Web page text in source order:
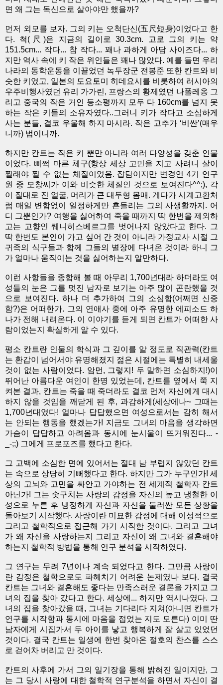
면 왜 그는 독신으로 살아야만 했을까?
먼저 외모를 보자. 그의 키는 오척단신(五尺短身)이었다고 한
다. 척(尺)은 지금의 길이로 30.3cm. 고로 그의 키는 약
151.5cm... 작다... 참 작다... 꽤나 과하게 아담 사이즈다... 하
지만 역사 속에 키 작은 위인들은 꽤나 많았다. 예를 들면 우리
나라의 동학운동을 이끌었던 녹두장군 전봉준 또한 칸트와 비
슷한 키였고, 일본의 도요토미 히데요시를 비롯하여 러시아의
우주비행사였던 유리 가가린, 프랑스의 황제였던 나폴레옹 그
리고 중국의 작은 거인 등소평까지 모두 다 160cm를 넘지 못
하는 작은 키들의 소유자였다..그러니 키가 작다고 소심하게
사는 분들, 결코 우울해 하지 마시라. 작은 고추가 ‘비싼’(매우
니까) 법이니까.
하지만 칸트는 작은 키 뿐만 아니라 여러 다양성을 갖춘 인물
이었다. 삐쩍 마른 체구(항상 세상 고민을 지고 사려니 살이
찔래야 찔 수 없는 체질이었음. 잡담이지만 변경연 4기 연구
원 중 모창씨가 이와 비슷한 체질인 것으로 보여진다^^;), 각
이 질대로 진 얼굴, 머리가 큰 대두형 몸매. 게다가 시계고환처
럼 매일 변함없이 일정하게만 흔들리는 그의 사생활까지. 어
디 그뿐인가? 여행을 싫어하여 죽을 때까지 딱 한번을 제외하
고는 고향인 퀘니히스베르그를 벗어나지 않았다고 한다. 그
딱 한번도 본인이 가고 싶어 간 것이 아니라 가정교사 시절 그
귀족의 식구들과 함께 그들의 별장에 다녀온 것이라 하니 그
가 얼마나 움직이는 것을 싫어하는지 알만하다.
이런 사항들을 종합해 볼 때 아무리 1,700년대라 하더라도 여
성들의 눈은 그를 멋진 남자로 보기는 아주 많이 곤란했을 것
으로 보여진다. 하나 더 추가하여 그의 소심함(어쩌면 신중
함?)은 어떠한가. 그의 연애사 중에 아주 유명한 에피소드 하
나가 전해 내려온다. 이 이야기를 듣게 되면 칸트가 어떠한 사
람이었는지 확실하게 알 수 있다.
평소 칸트란 인물의 학식과 그 깊이를 알 정도로 직관력(칸트
는 환갑이 넘어서야 유명해졌지 젊은 시절에는 특별히 내세울
것이 없는 사람이었다. 암먼, 그렇지! 두 말하면 소심하지!)이
뛰어난 아름다운 여인이 한명 있었는데, 칸트를 옆에서 쭉 지
켜본 결과, 칸트는 죽을 때 죽더라도 결코 먼저 자신에게 대시
하지 않을 것임을 깨닫게 된 후, 과감하게(세상에나~ 그때는
1,700년대였다! 얼마나 답답했으면 여성으로서는 감히 해서
는 안되는 행동을 했겠는가! 지금도 그녀의 마음을 생각하면
가슴이 답답하고 아려옴과 동시에 눈시울이 뜨거워진다... -
_-;;) 그에게 프로포즈를 했다고 한다.
그 고백에 소심한 면에 있어서는 절대 남 부럽지 않았던 칸트
는 속으로 상당히 기뻐했다고 한다. 하지만 그가 누구인가! 세
상의 고뇌와 고민을 싸안고 가야하는 전 세계적 철학자 칸트
아닌가! 그는 솟구치는 사랑의 감정을 자신의 높고 냉철한 이
성으로 누른 후 냉정하게 자신과 자신을 둘러싼 모든 상황을
돌아보기 시작했다. 사랑이란 미묘한 감정에 대해 이성적으로
그리고 철학적으로 접근해 가기 시작한 것이다. 그리고 그녀
가 왜 자신을 사랑하는지 그리고 자신이 왜 그녀와 결혼해야
하는지 철학적 방법을 통해 연구 분석을 시작하였다.
그 연구는 무려 7년이나 계속 되었다고 한다. 그만큼 사랑이
란 감정은 철학으로도 파헤치기 어려운 논제였나 보다. 결국
칸트는 그녀와 결혼해도 좋다는 만족스러운 결론을 가지고 그
녀의 집을 찾아 갔다고 한다. 세상에... 하지만 역시나였다. 그
녀의 집을 찾아갔을 때, 그녀는 기다리다 지쳐(아니면 칸트가
연구를 시작함과 동시에 마음을 접었는 지도 모른다) 이미 딴
남자에게 시집가서 두 아이를 낳고 행복하게 잘 살고 있었던
것이다. 결국 칸트는 일생에 한번 찾아온 절호의 찬스를 스스
로 걷어차 버리고 만 것이다.
칸트의 사후에 가서 그의 일기장을 통해 밝혀진 일이지만, 그
는 그 당시 사랑에 대한 철학적 연구분석을 하면서 자신이 결